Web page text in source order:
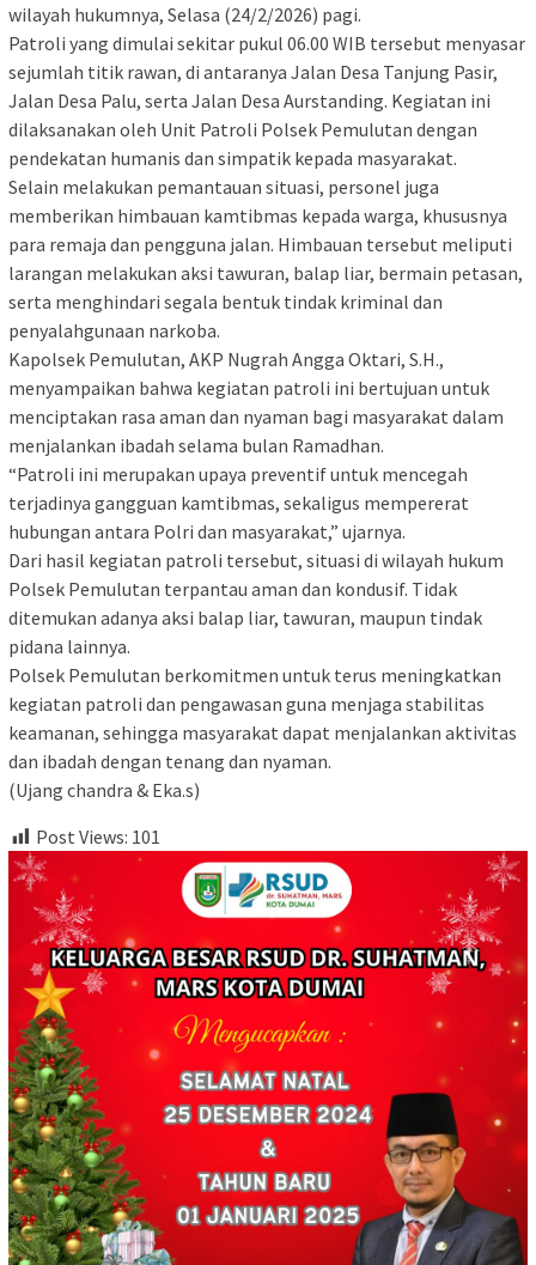
wilayah hukumnya, Selasa (24/2/2026) pagi.
Patroli yang dimulai sekitar pukul 06.00 WIB tersebut menyasar
sejumlah titik rawan, di antaranya Jalan Desa Tanjung Pasir,
Jalan Desa Palu, serta Jalan Desa Aurstanding. Kegiatan ini
dilaksanakan oleh Unit Patroli Polsek Pemulutan dengan
pendekatan humanis dan simpatik kepada masyarakat.
Selain melakukan pemantauan situasi, personel juga
memberikan himbauan kamtibmas kepada warga, khususnya
para remaja dan pengguna jalan. Himbauan tersebut meliputi
larangan melakukan aksi tawuran, balap liar, bermain petasan,
serta menghindari segala bentuk tindak kriminal dan
penyalahgunaan narkoba.
Kapolsek Pemulutan, AKP Nugrah Angga Oktari, S.H.,
menyampaikan bahwa kegiatan patroli ini bertujuan untuk
menciptakan rasa aman dan nyaman bagi masyarakat dalam
menjalankan ibadah selama bulan Ramadhan.
“Patroli ini merupakan upaya preventif untuk mencegah
terjadinya gangguan kamtibmas, sekaligus mempererat
hubungan antara Polri dan masyarakat,” ujarnya.
Dari hasil kegiatan patroli tersebut, situasi di wilayah hukum
Polsek Pemulutan terpantau aman dan kondusif. Tidak
ditemukan adanya aksi balap liar, tawuran, maupun tindak
pidana lainnya.
Polsek Pemulutan berkomitmen untuk terus meningkatkan
kegiatan patroli dan pengawasan guna menjaga stabilitas
keamanan, sehingga masyarakat dapat menjalankan aktivitas
dan ibadah dengan tenang dan nyaman.
(Ujang chandra & Eka.s)
Post Views: 101